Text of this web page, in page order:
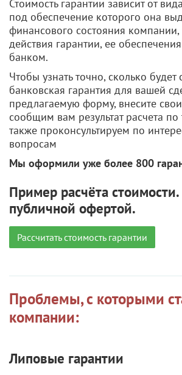
Стоимость гарантии зависит от
под обеспечение которого она
финансового состояния
действия гарантии, ее
банком.
Чтобы узнать точно, сколько будет
банковская гарантия для вашей
предлагаемую форму, внесите
сообщим вам результат расчета по
также проконсультируем по
вопросам
Мы оформили уже более 800
Пример расчёта
публичной офертой.
Рассчитать стоимость гарантии
Проблемы, с которыми
компании:
Липовые гарантии